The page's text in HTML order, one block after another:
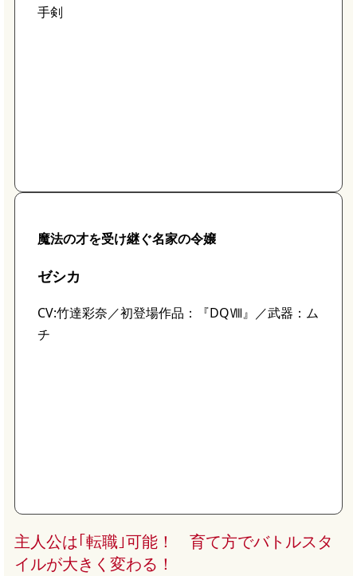
手剣
魔法の才を受け継ぐ名家の令嬢
ゼシカ
CV:竹達彩奈／初登場作品：『DQⅧ』／武器：ム
チ
主人公は｢転職｣可能！ 育て方でバトルスタ
イルが大きく変わる！